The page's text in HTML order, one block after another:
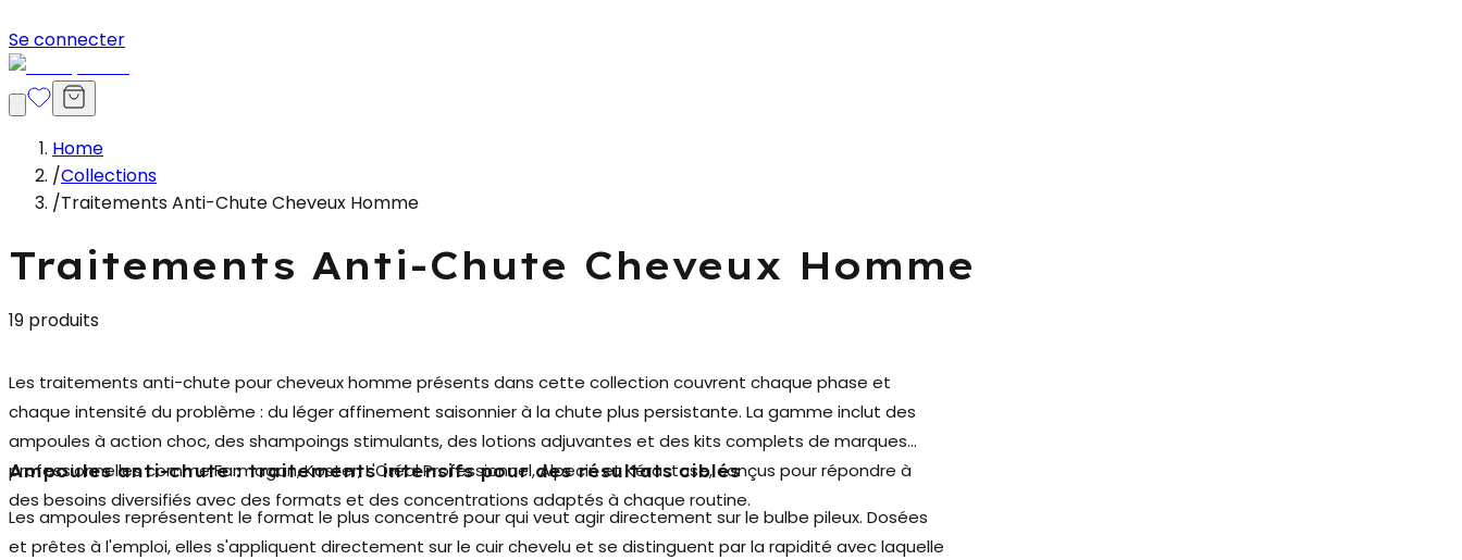
Se connecter
Home
/Collections
/Traitements Anti-Chute Cheveux Homme
Traitements Anti-Chute Cheveux Homme
19 produits
Les traitements anti-chute pour cheveux homme présents dans cette collection couvrent chaque phase et
chaque intensité du problème : du léger affinement saisonnier à la chute plus persistante. La gamme inclut des
ampoules à action choc, des shampoings stimulants, des lotions adjuvantes et des kits complets de marques
professionnelles comme Farmagan, Koster, L'Oréal Professionnel, Alpecin et Kérastase, conçus pour répondre à
des besoins diversifiés avec des formats et des concentrations adaptés à chaque routine.
Ampoules anti-chute : traitements intensifs pour des résultats ciblés
Les ampoules représentent le format le plus concentré pour qui veut agir directement sur le bulbe pileux. Dosées
et prêtes à l'emploi, elles s'appliquent directement sur le cuir chevelu et se distinguent par la rapidité avec laquelle